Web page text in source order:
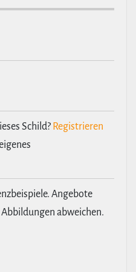
Schild? Registrieren
Angebote
abweichen.